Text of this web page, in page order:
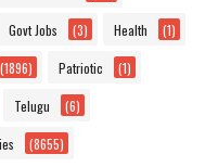
Govt Jobs (3) Health (1)
(1896) Patriotic (1)
Telugu (6)
(8655)